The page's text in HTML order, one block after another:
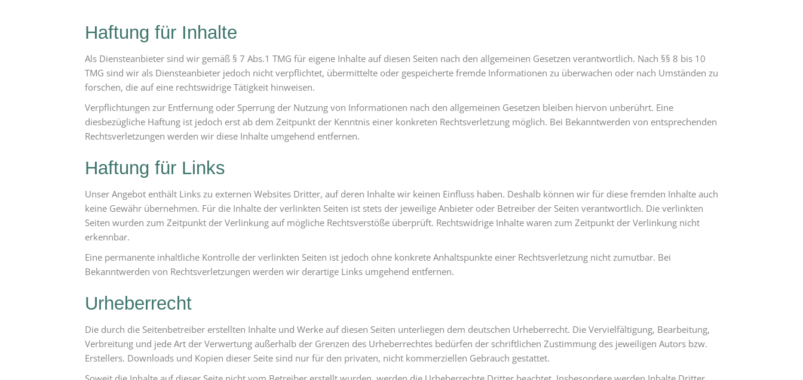
Haftung für Inhalte
Als Diensteanbieter sind wir gemäß § 7 Abs.1 TMG für eigene Inhalte auf diesen Seiten nach den allgemeinen Gesetzen verantwortlich. Nach §§ 8 bis 10
TMG sind wir als Diensteanbieter jedoch nicht verpflichtet, übermittelte oder gespeicherte fremde Informationen zu überwachen oder nach Umständen zu
forschen, die auf eine rechtswidrige Tätigkeit hinweisen.
Verpflichtungen zur Entfernung oder Sperrung der Nutzung von Informationen nach den allgemeinen Gesetzen bleiben hiervon unberührt. Eine
diesbezügliche Haftung ist jedoch erst ab dem Zeitpunkt der Kenntnis einer konkreten Rechtsverletzung möglich. Bei Bekanntwerden von entsprechenden
Rechtsverletzungen werden wir diese Inhalte umgehend entfernen.
Haftung für Links
Unser Angebot enthält Links zu externen Websites Dritter, auf deren Inhalte wir keinen Einfluss haben. Deshalb können wir für diese fremden Inhalte auch
keine Gewähr übernehmen. Für die Inhalte der verlinkten Seiten ist stets der jeweilige Anbieter oder Betreiber der Seiten verantwortlich. Die verlinkten
Seiten wurden zum Zeitpunkt der Verlinkung auf mögliche Rechtsverstöße überprüft. Rechtswidrige Inhalte waren zum Zeitpunkt der Verlinkung nicht
erkennbar.
Eine permanente inhaltliche Kontrolle der verlinkten Seiten ist jedoch ohne konkrete Anhaltspunkte einer Rechtsverletzung nicht zumutbar. Bei
Bekanntwerden von Rechtsverletzungen werden wir derartige Links umgehend entfernen.
Urheberrecht
Die durch die Seitenbetreiber erstellten Inhalte und Werke auf diesen Seiten unterliegen dem deutschen Urheberrecht. Die Vervielfältigung, Bearbeitung,
Verbreitung und jede Art der Verwertung außerhalb der Grenzen des Urheberrechtes bedürfen der schriftlichen Zustimmung des jeweiligen Autors bzw.
Erstellers. Downloads und Kopien dieser Seite sind nur für den privaten, nicht kommerziellen Gebrauch gestattet.